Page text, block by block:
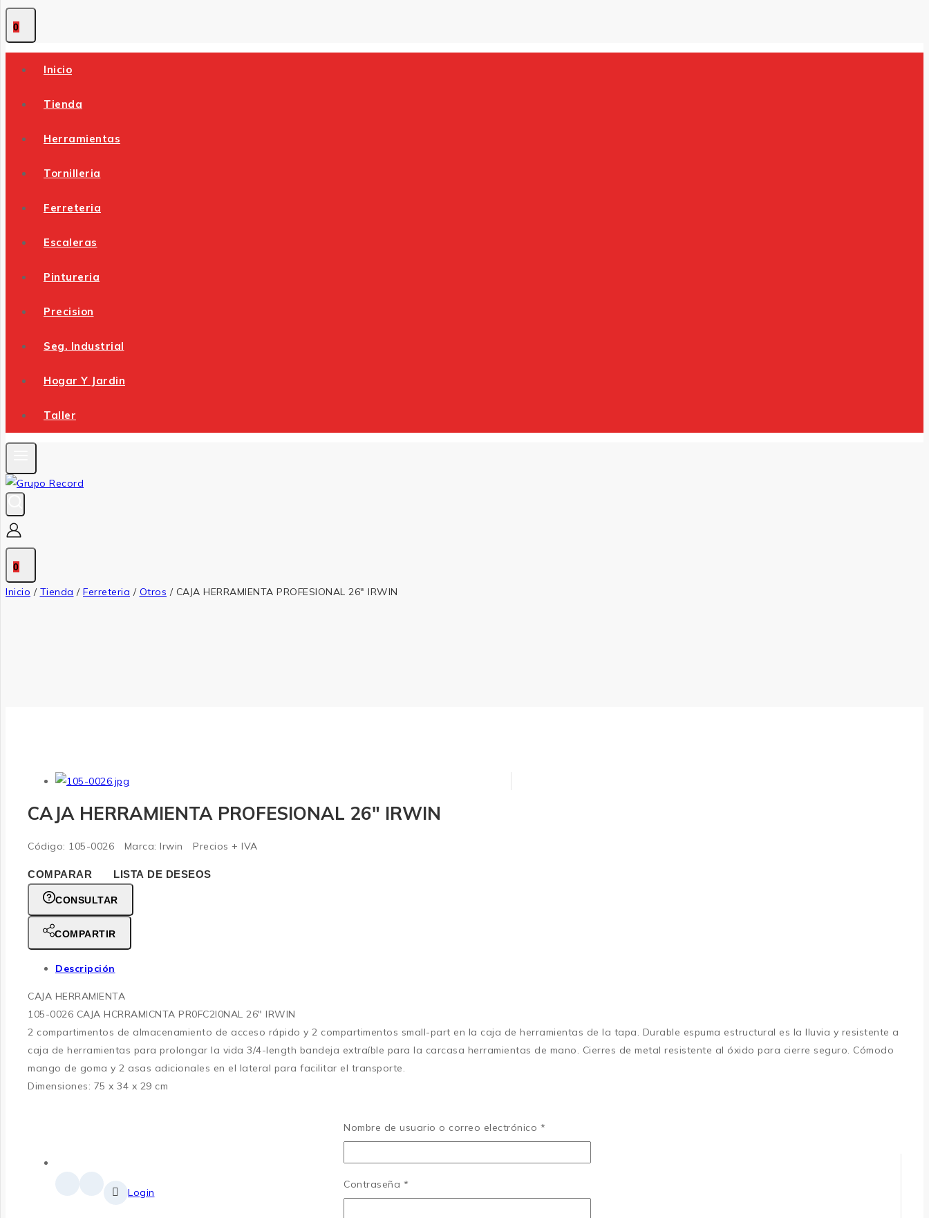
0
Inicio
Tienda
Herramientas
Tornilleria
Ferreteria
Escaleras
Pintureria
Precision
Seg. Industrial
Hogar Y Jardin
Taller
0
Inicio / Tienda / Ferreteria / Otros / CAJA HERRAMIENTA PROFESIONAL 26″ IRWIN
CAJA HERRAMIENTA PROFESIONAL 26″ IRWIN
Código: 105-0026 Marca: Irwin Precios + IVA
COMPARAR LISTA DE DESEOS
CONSULTAR
COMPARTIR
Descripción
CAJA HERRAMIENTA
105-0026 CAJA HCRRAMICNTA PR0FC2I0NAL 26″ IRWIN
2 compartimentos de almacenamiento de acceso rápido y 2 compartimentos small-part en la caja de herramientas de la tapa. Durable espuma estructural es la lluvia y resistente a
caja de herramientas para prolongar la vida 3/4-length bandeja extraíble para la carcasa herramientas de mano. Cierres de metal resistente al óxido para cierre seguro. Cómodo
mango de goma y 2 asas adicionales en el lateral para facilitar el transporte.
Dimensiones: 75 x 34 x 29 cm
Productos Relacionados
Login
Nombre de usuario o correo electrónico *
Contraseña *